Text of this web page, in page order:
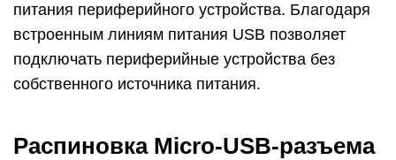
питания периферийного устройства. Благодаря
встроенным линиям питания USB позволяет
подключать периферийные устройства без
собственного источника питания.
Распиновка Micro-USB-разъема